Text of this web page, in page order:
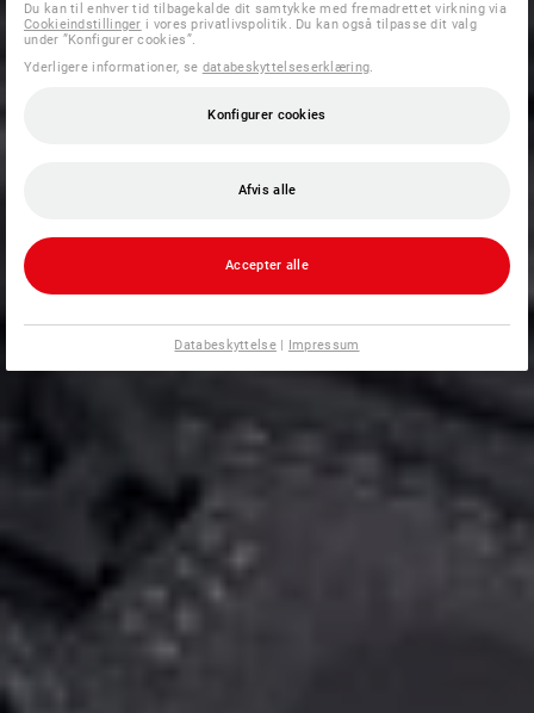
Du kan til enhver tid tilbagekalde dit samtykke med fremadrettet virkning via
Cookieindstillinger i vores privatlivspolitik. Du kan også tilpasse dit valg
under ”Konfigurer cookies”.
Yderligere informationer, se databeskyttelseserklæring.
Konfigurer cookies
Afvis alle
Accepter alle
Databeskyttelse| Impressum